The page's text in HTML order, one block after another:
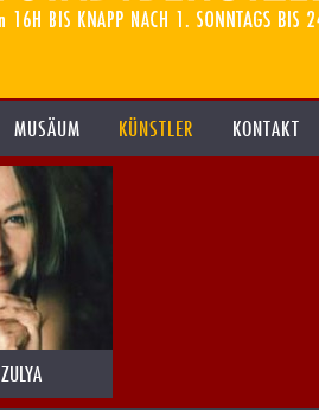
MUSÄUM KÜNSTLER KONTAKT
ZULYA